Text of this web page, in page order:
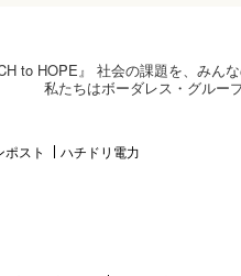
to HOPE』 社会の課題を、みん
私たちはボーダレス・グループ
ポスト ハチドリ電力